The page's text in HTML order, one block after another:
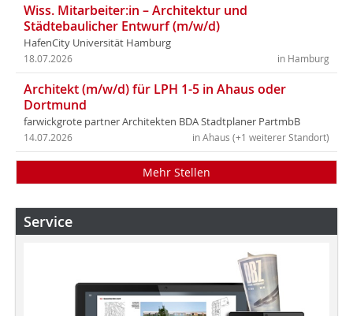
Wiss. Mitarbeiter:in – Architektur und
Städtebaulicher Entwurf (m/w/d)
HafenCity Universität Hamburg
in Hamburg
18.07.2026
Architekt (m/w/d) für LPH 1-5 in Ahaus oder
Dortmund
farwickgrote partner Architekten BDA Stadtplaner PartmbB
in Ahaus (+1 weiterer Standort)
14.07.2026
Mehr Stellen
Service